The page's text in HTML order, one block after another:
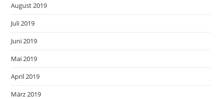
August 2019
Juli 2019
Juni 2019
Mai 2019
April 2019
März 2019